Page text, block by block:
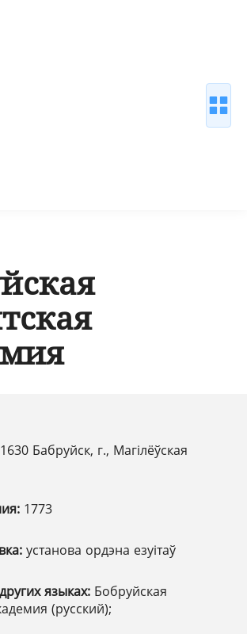
1630 Бабруйск, г., Магілёўская
1773
установа ордэна езуітаў
языках: Бобруйская
(русский);